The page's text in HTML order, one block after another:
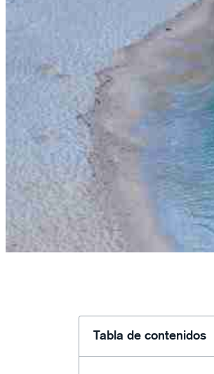
Tabla de contenidos